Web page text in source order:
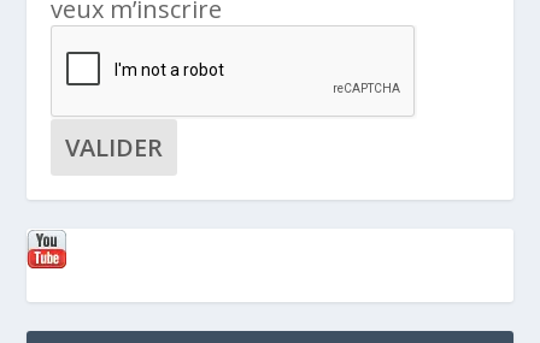
veux m’inscrire